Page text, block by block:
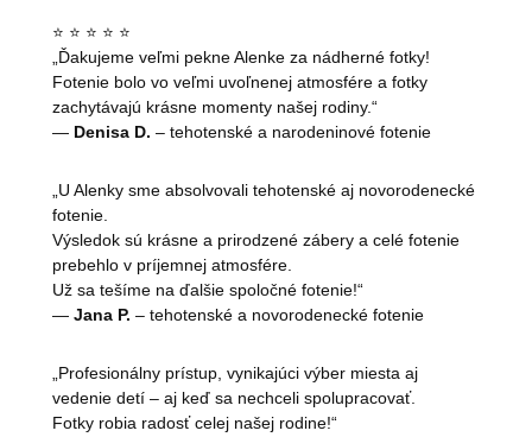
⭐️ ⭐️ ⭐️ ⭐️ ⭐️
„Ďakujeme veľmi pekne Alenke za nádherné fotky!
Fotenie bolo vo veľmi uvoľnenej atmosfére a fotky
zachytávajú krásne momenty našej rodiny.“
— Denisa D. – tehotenské a narodeninové fotenie
„U Alenky sme absolvovali tehotenské aj novorodenecké
fotenie.
Výsledok sú krásne a prirodzené zábery a celé fotenie
prebehlo v príjemnej atmosfére.
Už sa tešíme na ďalšie spoločné fotenie!“
— Jana P. – tehotenské a novorodenecké fotenie
„Profesionálny prístup, vynikajúci výber miesta aj
vedenie detí – aj keď sa nechceli spolupracovať.
Fotky robia radosť celej našej rodine!“